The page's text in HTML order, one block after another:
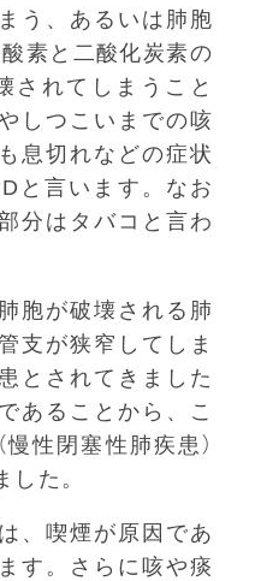
まう、あるいは肺胞
酸素と二酸化炭素の
されてしまうこと
しつこいまでの咳
息切れなどの症状
と言います。なお
分はタバコと言わ
胞が破壊される肺
支が狭窄してしま
とされてきました
あることから、こ
性閉塞性肺疾患）
した。
、喫煙が原因であ
す。さらに咳や痰